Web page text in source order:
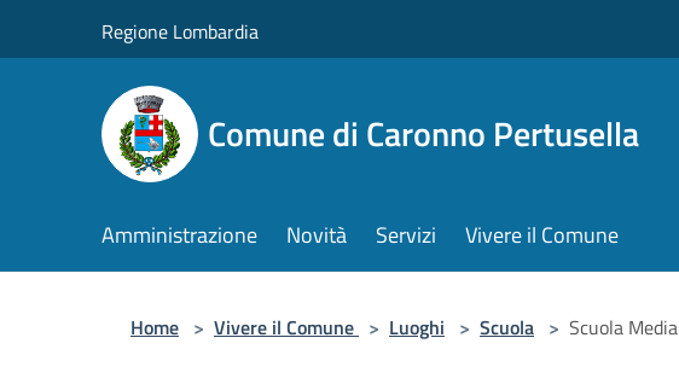
Regione Lombardia
Comune di Caronno Pertusella
Amministrazione Novità Servizi Vivere il Comune
Home > Vivere il Comune > Luoghi > Scuola > Scuola Media